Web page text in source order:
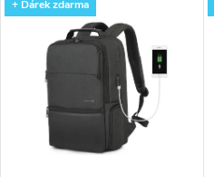
u
+ Dárek zdarma